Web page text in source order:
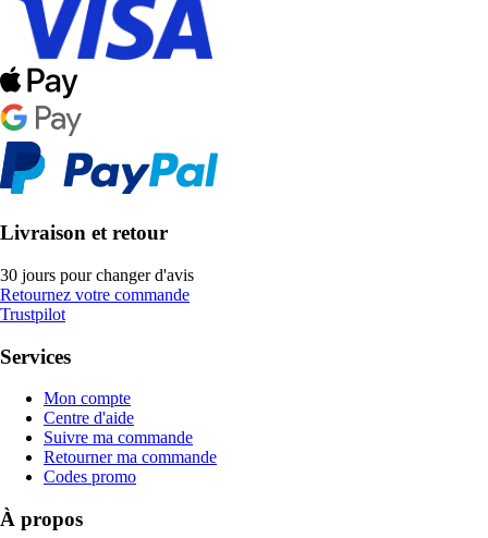
Livraison et retour
30 jours pour changer d'avis
Retournez votre commande
Trustpilot
Services
Mon compte
Centre d'aide
Suivre ma commande
Retourner ma commande
Codes promo
À propos